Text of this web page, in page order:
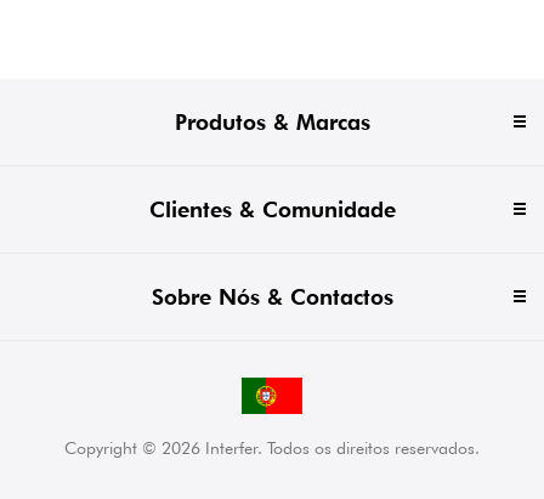
Produtos & Marcas
Clientes & Comunidade
Sobre Nós & Contactos
Copyright © 2026 Interfer. Todos os direitos reservados.